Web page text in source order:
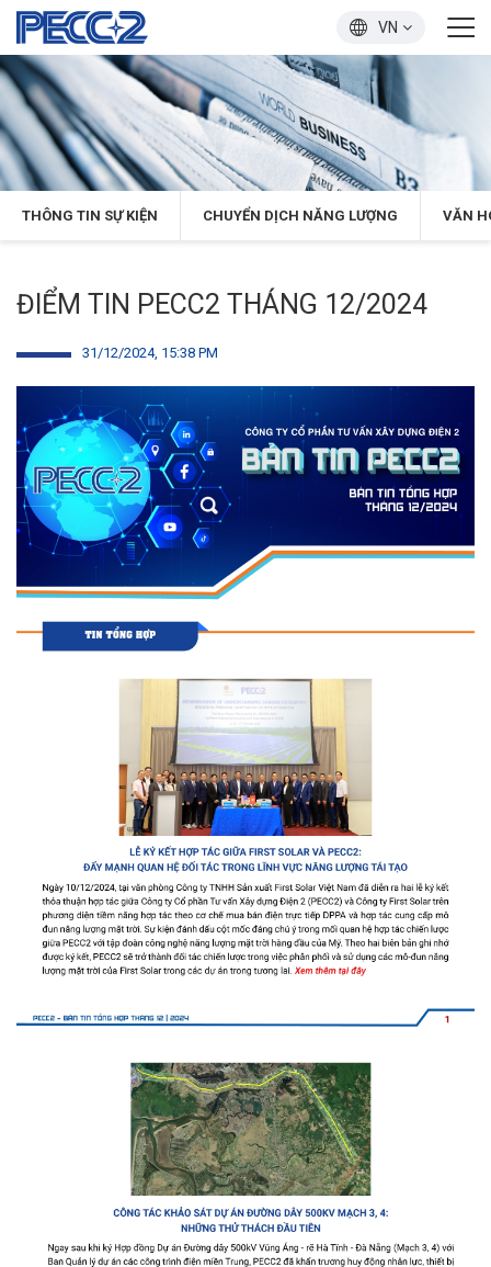
VN
THÔNG TIN SỰ KIỆN CHUYỂN DỊCH NĂNG LƯỢNG VĂN
ĐIỂM TIN PECC2 THÁNG 12/2024
31/12/2024, 15:38 PM